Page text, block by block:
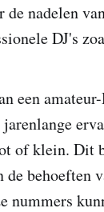
nadelen
DJ's
een
of klein. Dit
de behoeften
nummers